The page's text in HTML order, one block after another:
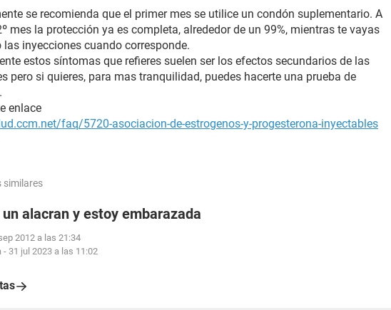
se recomienda que el primer mes se utilice un condón suplementario. A
mes la protección ya es completa, alrededor de un 99%, mientras te vayas
inyecciones cuando corresponde.
estos síntomas que refieres suelen ser los efectos secundarios de las
pero si quieres, para mas tranquilidad, puedes hacerte una prueba de
enlace
faq/5720-asociacion-de-estrogenos-y-progesterona-inyectables
similares
un alacran y estoy embarazada
2012 a las 21:34
- 31 jul 2023 a las 11:02